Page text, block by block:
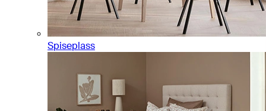
Spiseplass